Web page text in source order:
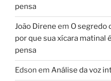
pensa
João Direne em O segredo
por que sua xícara matinal
pensa
Edson em Análise da voz